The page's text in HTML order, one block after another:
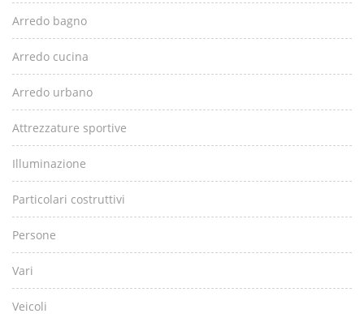
Arredo bagno
Arredo cucina
Arredo urbano
Attrezzature sportive
Illuminazione
Particolari costruttivi
Persone
Vari
Veicoli